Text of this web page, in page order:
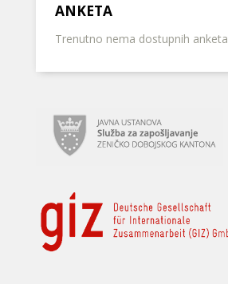
ANKETA
Trenutno nema dostupnih anketa